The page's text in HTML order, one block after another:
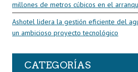
millones de metros cúbicos en el
Ashotel lidera la gestión eficiente del
un ambicioso proyecto tecnológico
CATEGORÍAS